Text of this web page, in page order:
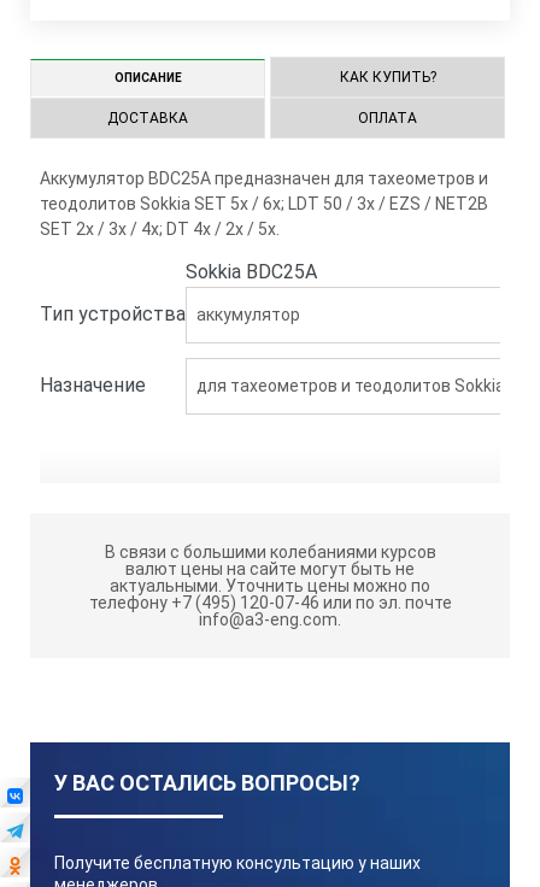
ОПИСАНИЕ КАК КУПИТЬ?
ДОСТАВКА ОПЛАТА
Аккумулятор BDC25A предназначен для тахеометров и
теодолитов Sokkia SET 5x / 6x; LDT 50 / 3x / EZS / NET2B
SET 2x / 3x / 4x; DT 4x / 2x / 5x.
Sokkia BDC25A
Тип устройства аккумулятор
Назначение для тахеометров и теодолитов Sokkia
В связи с большими колебаниями курсов
валют цены на сайте могут быть не
актуальными. Уточнить цены можно по
телефону +7 (495) 120-07-46 или по эл. почте
info@a3-eng.com.
У ВАС ОСТАЛИСЬ ВОПРОСЫ?
Получите бесплатную консультацию у наших